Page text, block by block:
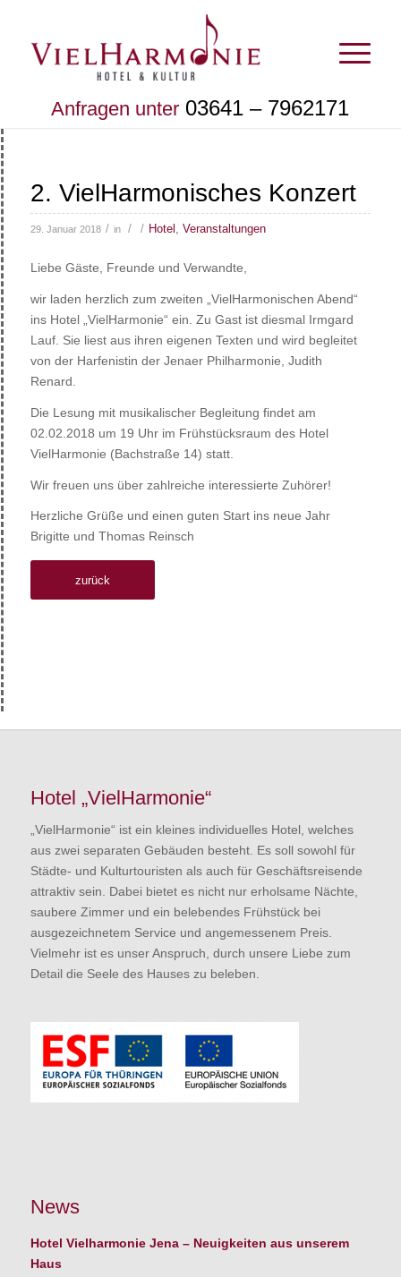
Anfragen unter 03641 – 7962171
2. VielHarmonisches Konzert
29. Januar 2018 / in / / Hotel , Veranstaltungen
Liebe Gäste, Freunde und Verwandte,
wir laden herzlich zum zweiten „VielHarmonischen Abend“
ins Hotel „VielHarmonie“ ein. Zu Gast ist diesmal Irmgard
Lauf. Sie liest aus ihren eigenen Texten und wird begleitet
von der Harfenistin der Jenaer Philharmonie, Judith
Renard.
Die Lesung mit musikalischer Begleitung findet am
02.02.2018 um 19 Uhr im Frühstücksraum des Hotel
VielHarmonie (Bachstraße 14) statt.
Wir freuen uns über zahlreiche interessierte Zuhörer!
Herzliche Grüße und einen guten Start ins neue Jahr
Brigitte und Thomas Reinsch
zurück
Hotel „VielHarmonie“
„VielHarmonie“ ist ein kleines individuelles Hotel, welches
aus zwei separaten Gebäuden besteht. Es soll sowohl für
Städte- und Kulturtouristen als auch für Geschäftsreisende
attraktiv sein. Dabei bietet es nicht nur erholsame Nächte,
saubere Zimmer und ein belebendes Frühstück bei
ausgezeichnetem Service und angemessenem Preis.
Vielmehr ist es unser Anspruch, durch unsere Liebe zum
Detail die Seele des Hauses zu beleben.
News
Hotel Vielharmonie Jena – Neuigkeiten aus unserem
Haus